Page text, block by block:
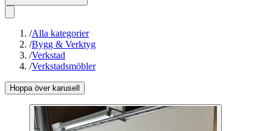
/Alla kategorier
/Bygg & Verktyg
/Verkstad
/Verkstadsmöbler
Hoppa över karusell